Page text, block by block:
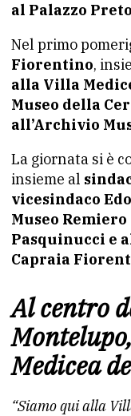
al Palazzo
Nel primo
Fiorentino,
alla Villa
Museo della
all’Archivio
La giornata si è
insieme al
vicesindaco
Museo
Pasquinucci e
Capraia
Al centro
Medicea
“Siamo qui alla